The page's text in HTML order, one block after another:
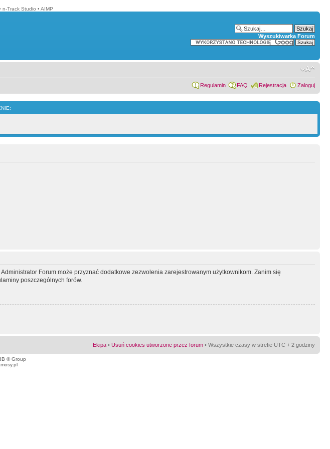
n-Track Studio • AIMP
Wyszukiwarka Forum
Regulamin FAQ Rejestracja Zaloguj
Forum może przyznać dodatkowe zezwolenia zarejestrowanym użytkownikom. Zanim się
poszczególnych forów.
Ekipa • Usuń cookies utworzone przez forum • Wszystkie czasy w strefie UTC + 2 godziny
© Group